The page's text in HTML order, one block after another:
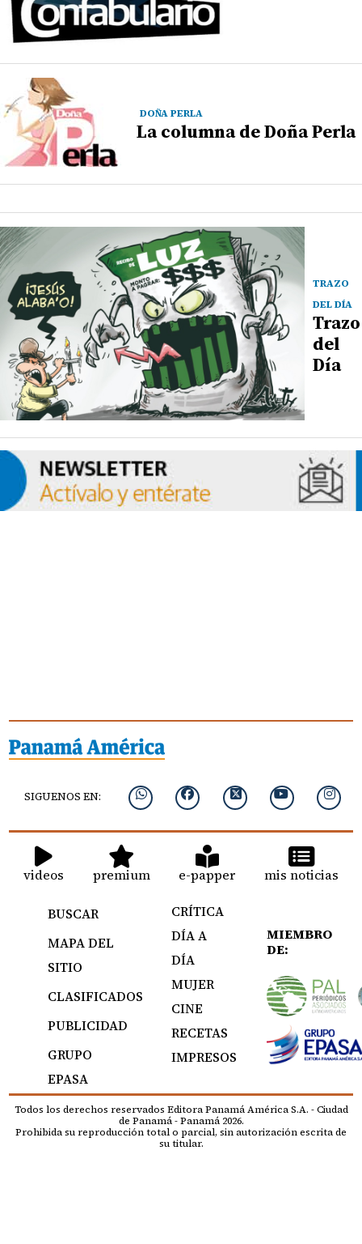
DOÑA PERLA
La columna de Doña Perla
TRAZO
DEL DÍA
Trazo
del
Día
SIGUENOS EN:
videos premium e-papper mis noticias
BUSCAR
MAPA DEL
SITIO
CLASIFICADOS
PUBLICIDAD
GRUPO
EPASA
CRÍTICA
DÍA A
DÍA
MUJER
CINE
RECETAS
IMPRESOS
MIEMBRO
DE:
Todos los derechos reservados Editora Panamá América S.A. - Ciudad
de Panamá - Panamá 2026.
Prohibida su reproducción total o parcial, sin autorización escrita de
su titular.